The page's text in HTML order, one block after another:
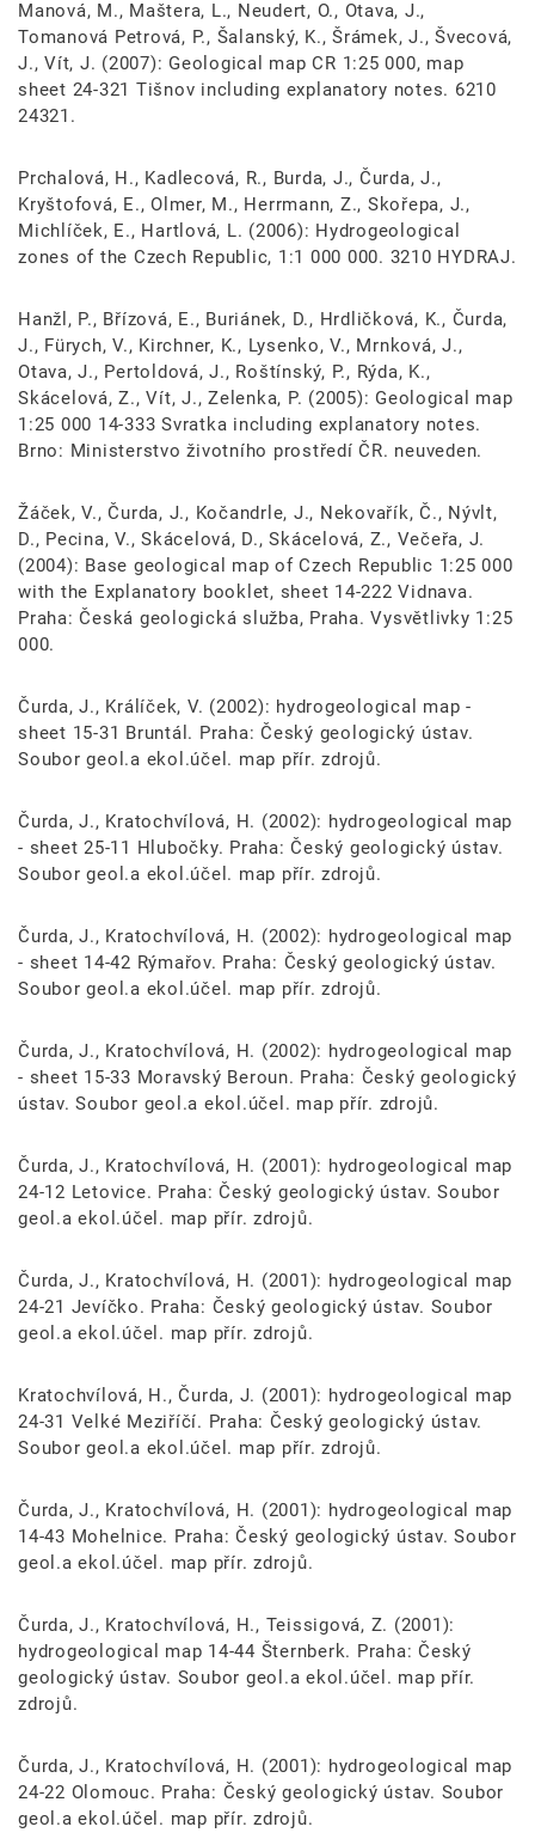
Manová, M., Maštera, L., Neudert, O., Otava, J.,
Tomanová Petrová, P., Šalanský, K., Šrámek, J., Švecová,
J., Vít, J. (2007): Geological map CR 1:25 000, map
sheet 24-321 Tišnov including explanatory notes. 6210
24321.
Prchalová, H., Kadlecová, R., Burda, J., Čurda, J.,
Kryštofová, E., Olmer, M., Herrmann, Z., Skořepa, J.,
Michlíček, E., Hartlová, L. (2006): Hydrogeological
zones of the Czech Republic, 1:1 000 000. 3210 HYDRAJ.
Hanžl, P., Břízová, E., Buriánek, D., Hrdličková, K., Čurda,
J., Fürych, V., Kirchner, K., Lysenko, V., Mrnková, J.,
Otava, J., Pertoldová, J., Roštínský, P., Rýda, K.,
Skácelová, Z., Vít, J., Zelenka, P. (2005): Geological map
1:25 000 14-333 Svratka including explanatory notes.
Brno: Ministerstvo životního prostředí ČR. neuveden.
Žáček, V., Čurda, J., Kočandrle, J., Nekovařík, Č., Nývlt,
D., Pecina, V., Skácelová, D., Skácelová, Z., Večeřa, J.
(2004): Base geological map of Czech Republic 1:25 000
with the Explanatory booklet, sheet 14-222 Vidnava.
Praha: Česká geologická služba, Praha. Vysvětlivky 1:25
000.
Čurda, J., Králíček, V. (2002): hydrogeological map -
sheet 15-31 Bruntál. Praha: Český geologický ústav.
Soubor geol.a ekol.účel. map přír. zdrojů.
Čurda, J., Kratochvílová, H. (2002): hydrogeological map
- sheet 25-11 Hlubočky. Praha: Český geologický ústav.
Soubor geol.a ekol.účel. map přír. zdrojů.
Čurda, J., Kratochvílová, H. (2002): hydrogeological map
- sheet 14-42 Rýmařov. Praha: Český geologický ústav.
Soubor geol.a ekol.účel. map přír. zdrojů.
Čurda, J., Kratochvílová, H. (2002): hydrogeological map
- sheet 15-33 Moravský Beroun. Praha: Český geologický
ústav. Soubor geol.a ekol.účel. map přír. zdrojů.
Čurda, J., Kratochvílová, H. (2001): hydrogeological map
24-12 Letovice. Praha: Český geologický ústav. Soubor
geol.a ekol.účel. map přír. zdrojů.
Čurda, J., Kratochvílová, H. (2001): hydrogeological map
24-21 Jevíčko. Praha: Český geologický ústav. Soubor
geol.a ekol.účel. map přír. zdrojů.
Kratochvílová, H., Čurda, J. (2001): hydrogeological map
24-31 Velké Meziříčí. Praha: Český geologický ústav.
Soubor geol.a ekol.účel. map přír. zdrojů.
Čurda, J., Kratochvílová, H. (2001): hydrogeological map
14-43 Mohelnice. Praha: Český geologický ústav. Soubor
geol.a ekol.účel. map přír. zdrojů.
Čurda, J., Kratochvílová, H., Teissigová, Z. (2001):
hydrogeological map 14-44 Šternberk. Praha: Český
geologický ústav. Soubor geol.a ekol.účel. map přír.
zdrojů.
Čurda, J., Kratochvílová, H. (2001): hydrogeological map
24-22 Olomouc. Praha: Český geologický ústav. Soubor
geol.a ekol.účel. map přír. zdrojů.